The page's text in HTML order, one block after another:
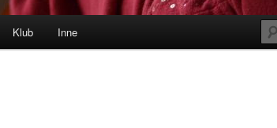
Klub Inne